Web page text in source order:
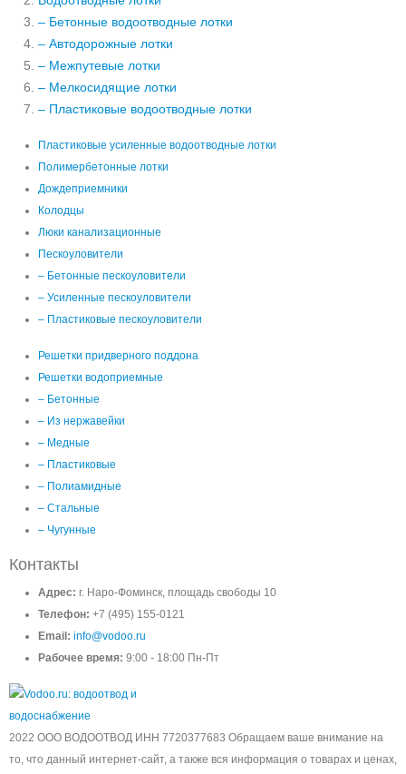
– Бетонные водоотводные лотки
– Автодорожные лотки
– Межпутевые лотки
– Мелкосидящие лотки
– Пластиковые водоотводные лотки
Пластиковые усиленные водоотводные лотки
Полимербетонные лотки
Дождеприемники
Колодцы
Люки канализационные
Пескоуловители
– Бетонные пескоуловители
– Усиленные пескоуловители
– Пластиковые пескоуловители
Решетки придверного поддона
Решетки водоприемные
– Бетонные
– Из нержавейки
– Медные
– Пластиковые
– Полиамидные
– Стальные
– Чугунные
Контакты
Адрес: г. Наро-Фоминск, площадь свободы 10
Телефон: +7 (495) 155-0121
Email: info@vodoo.ru
Рабочее время: 9:00 - 18:00 Пн-Пт
2022 ООО ВОДООТВОД ИНН 7720377683 Обращаем ваше внимание на
то, что данный интернет-сайт, а также вся информация о товарах и ценах,